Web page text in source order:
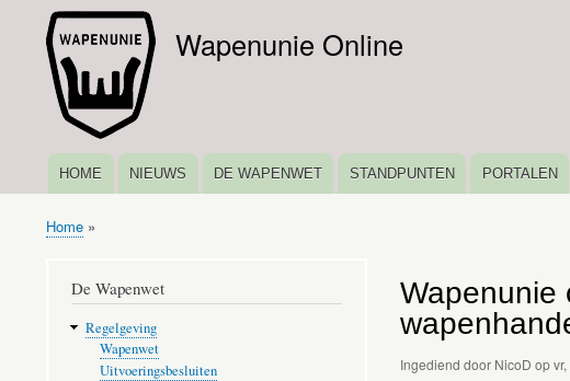
Wapenunie Online
HOOFDNAVIGATIE
HOME NIEUWS DE WAPENWET STANDPUNTEN PORTALEN
Kruimelpad
Home
Wapenunie
Ingediend door NicoD op
De Wapenwet
Regelgeving
Wapenwet
Uitvoeringsbesluiten